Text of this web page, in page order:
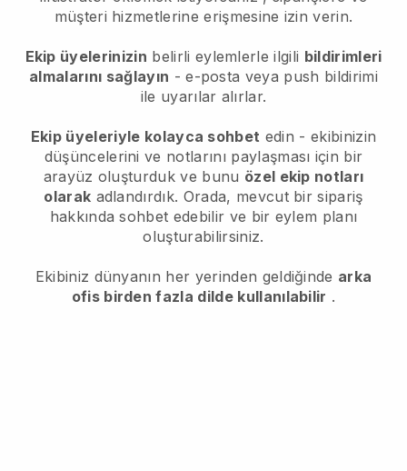
müşteri hizmetlerine erişmesine izin verin.
Ekip üyelerinizin belirli eylemlerle ilgili bildirimleri
almalarını sağlayın - e-posta veya push bildirimi
ile uyarılar alırlar.
Ekip üyeleriyle kolayca sohbet edin - ekibinizin
düşüncelerini ve notlarını paylaşması için bir
arayüz oluşturduk ve bunu özel ekip notları
olarak adlandırdık. Orada, mevcut bir sipariş
hakkında sohbet edebilir ve bir eylem planı
oluşturabilirsiniz.
Ekibiniz dünyanın her yerinden geldiğinde arka
ofis birden fazla dilde kullanılabilir .